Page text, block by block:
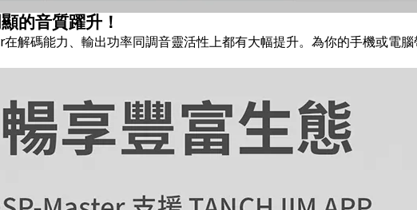
的音質躍升！
在解碼能力、輸出功率同調音靈活性上都有大幅提升。為你的手機或電